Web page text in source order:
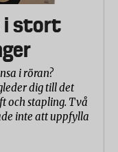
i stort
i röran?
dig till det
och stapling. Två
inte att uppfylla